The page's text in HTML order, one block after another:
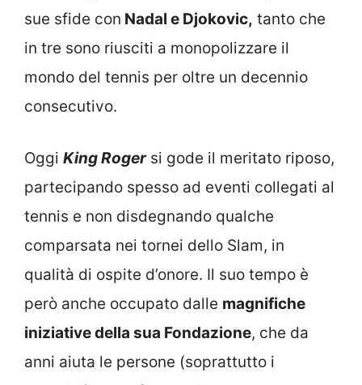
sue sfide con Nadal e Djokovic, tanto che
in tre sono riusciti a monopolizzare il
mondo del tennis per oltre un decennio
consecutivo.
Oggi King Roger si gode il meritato riposo,
partecipando spesso ad eventi collegati al
tennis e non disdegnando qualche
comparsata nei tornei dello Slam, in
qualità di ospite d’onore. Il suo tempo è
però anche occupato dalle magnifiche
iniziative della sua Fondazione, che da
anni aiuta le persone (soprattutto i